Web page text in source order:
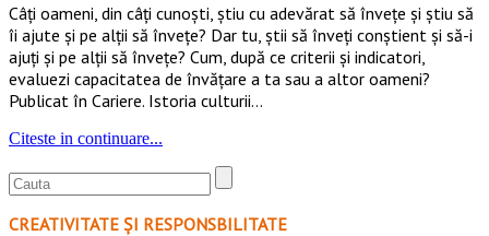
Câți oameni, din câți cunoști, știu cu adevărat să învețe și știu să
îi ajute și pe alții să învețe? Dar tu, știi să înveți conștient și să-i
ajuți și pe alții să învețe? Cum, după ce criterii și indicatori,
evaluezi capacitatea de învățare a ta sau a altor oameni?
Publicat în Cariere. Istoria culturii…
Citeste in continuare...
CREATIVITATE ȘI RESPONSBILITATE